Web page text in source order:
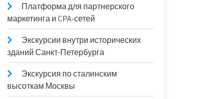
Платформа для партнерского
маркетинга и CPA-сетей
Экскурсии внутри исторических
зданий Санкт-Петербурга
Экскурсия по сталинским
высоткам Москвы